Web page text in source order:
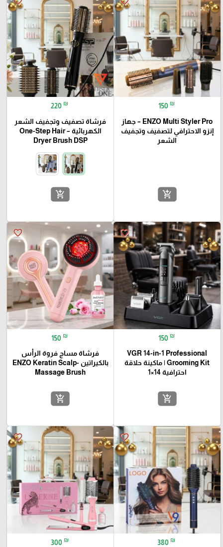
150 ₪
ENZO Multi Styler Pro – جهاز
إنزو الاحترافي لتصفيف وتجفيف
الشعر
add_shopping_cart
220 ₪
فرشاة تصفيف وتجفيف الشعر
الكهربائية – One-Step Hair
Dryer Brush DSP
add_shopping_cart
favorite_border
150 ₪
VGR 14-in-1 Professional
Grooming Kit | ماكينة حلاقة
احترافية 14×1
add_shopping_cart
favorite_border
150 ₪
فرشاة مساج فروة الرأس
بالكيراتين -ENZO Keratin Scalp
Massage Brush
add_shopping_cart
favorite_border
380 ₪
favorite_border
300 ₪